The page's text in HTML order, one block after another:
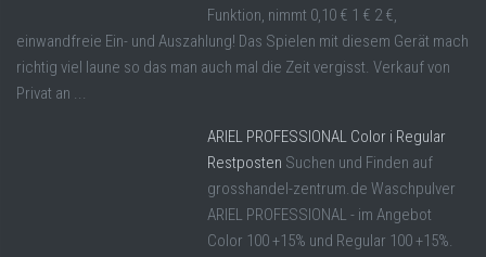
Funktion, nimmt 0,10 € 1 € 2 €,
einwandfreie Ein- und Auszahlung! Das Spielen mit diesem Gerät mach
richtig viel laune so das man auch mal die Zeit vergisst. Verkauf von
Privat an ...
ARIEL PROFESSIONAL Color i Regular
Restposten Suchen und Finden auf
grosshandel-zentrum.de Waschpulver
ARIEL PROFESSIONAL - im Angebot
Color 100 +15% und Regular 100 +15%.